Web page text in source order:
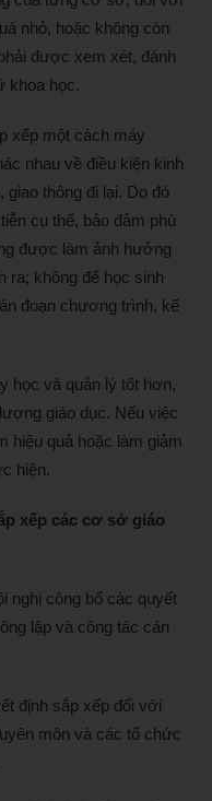
nhỏ, hoặc không còn
được xem xét, đánh
khoa học.
xếp một cách máy
nhau về điều kiện kinh
thông đi lại. Do đó
cụ thể, bảo đảm phù
được làm ảnh hưởng
ra; không để học sinh
đoạn chương trình, kế
học và quản lý tốt hơn,
giáo dục. Nếu việc
hiệu quả hoặc làm giảm
hiện.
xếp các cơ sở giáo
nghị công bố các quyết
lập và công tác cán
định sắp xếp đối với
môn và các tổ chức